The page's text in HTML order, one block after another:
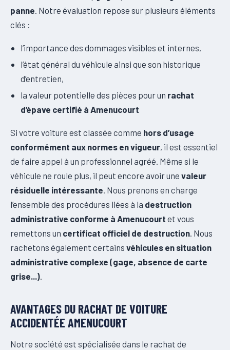
panne . Notre évaluation repose sur plusieurs éléments
clés :
l’importance des dommages visibles et internes,
l’état général du véhicule ainsi que son historique
d’entretien,
la valeur potentielle des pièces pour un rachat
d’épave certifié à Amenucourt
Si votre voiture est classée comme hors d’usage
conformément aux normes en vigueur, il est essentiel
de faire appel à un professionnel agréé. Même si le
véhicule ne roule plus, il peut encore avoir une valeur
résiduelle intéressante . Nous prenons en charge
l’ensemble des procédures liées à la destruction
administrative conforme à Amenucourt et vous
remettons un certificat officiel de destruction . Nous
rachetons également certains véhicules en situation
administrative complexe (gage, absence de carte
grise...)
AVANTAGES DU RACHAT DE VOITURE
ACCIDENTÉE AMENUCOURT
Notre société est spécialisée dans le rachat de